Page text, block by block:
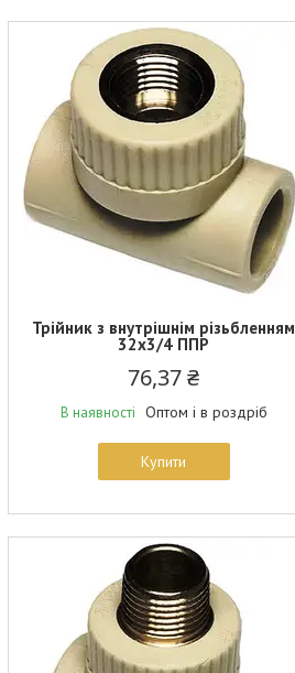
Трійник з внутрішнім різьбленням
32х3/4 ППР
76,37 ₴
В наявності Оптом і в роздріб
Купити